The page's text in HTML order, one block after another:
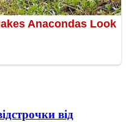
від